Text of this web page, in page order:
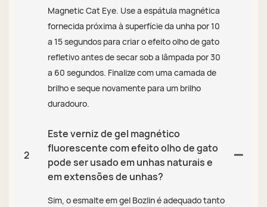
Magnetic Cat Eye. Use a espátula magnética
fornecida próxima à superfície da unha por 10
a 15 segundos para criar o efeito olho de gato
refletivo antes de secar sob a lâmpada por 30
a 60 segundos. Finalize com uma camada de
brilho e seque novamente para um brilho
duradouro.
2
Este verniz de gel magnético
fluorescente com efeito olho de gato
pode ser usado em unhas naturais e
em extensões de unhas?
Sim, o esmalte em gel Bozlin é adequado tanto